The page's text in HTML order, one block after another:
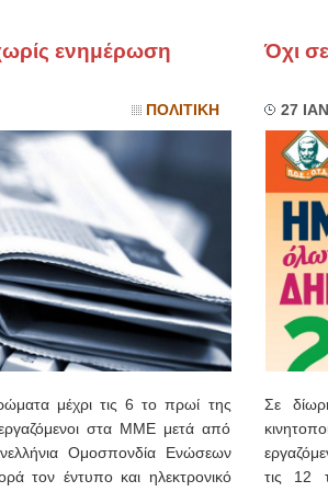
ενημέρωση
ΠΟΛΙΤΙΚΗ
μέχρι τις 6 το πρωί της
στα ΜΜΕ μετά από
Ομοσπονδία Ενώσεων
τον έντυπο και ηλεκτρονικό
Όχι
27
Σε
τις 12